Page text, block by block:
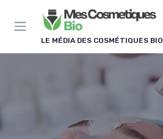
LE MÉDIA DES COSMÉTIQUES BIO
Panneau de gestion des cookies